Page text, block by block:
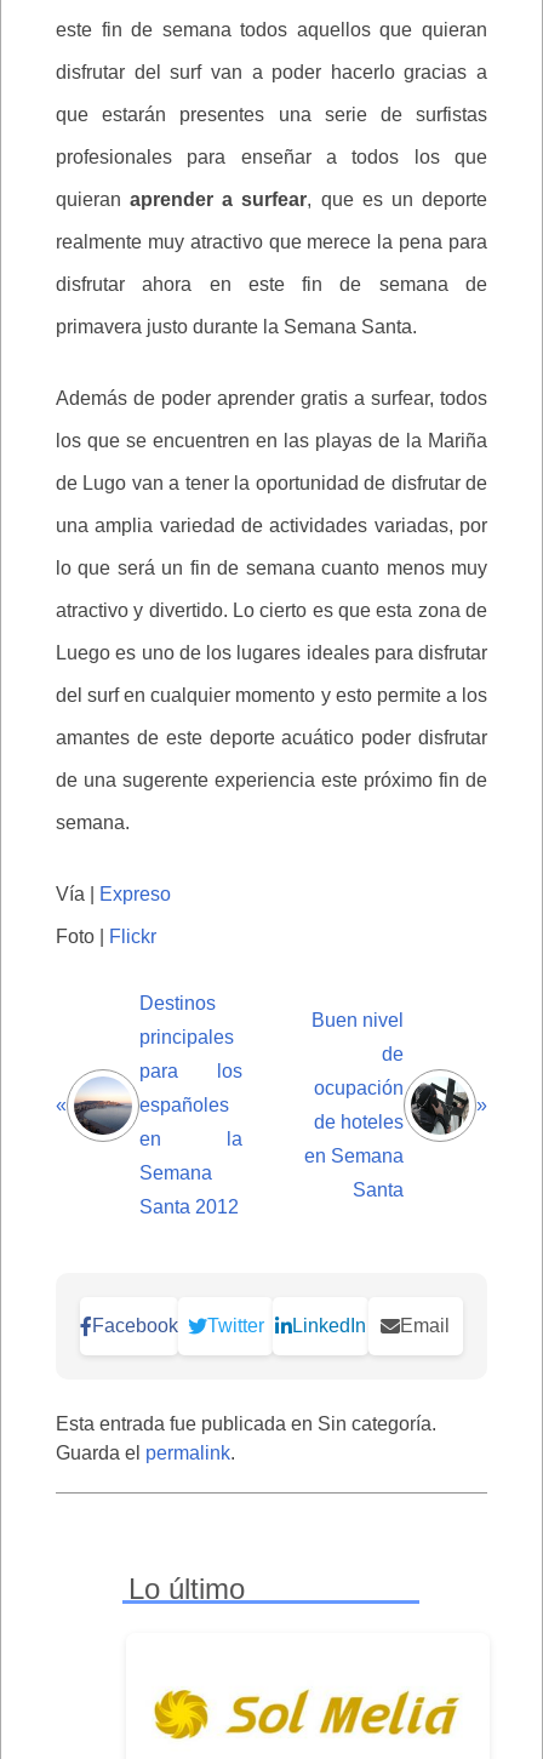
este fin de semana todos aquellos que quieran
disfrutar del surf van a poder hacerlo gracias a
que estarán presentes una serie de surfistas
profesionales para enseñar a todos los que
quieranaprender a surfear, que es un deporte
realmente muy atractivo que merece la pena para
disfrutar ahora en este fin de semana de
primavera justo durante la Semana Santa.
Además de poder aprender gratis a surfear, todos
los que se encuentren en las playas de la Mariña
de Lugo van a tener la oportunidad de disfrutar de
una amplia variedad de actividades variadas, por
lo que será un fin de semana cuanto menos muy
atractivo y divertido. Lo cierto es que esta zona de
Luego es uno de los lugares ideales para disfrutar
del surf en cualquier momento y esto permite a los
amantes de este deporte acuático poder disfrutar
de una sugerente experiencia este próximo fin de
semana.
Vía | Expreso
Foto | Flickr
«
Destinos
principales
para los
españoles
en la
Semana
Santa 2012
Buen nivel
de
ocupación
de hoteles
en Semana
Santa
»
Facebook Twitter LinkedIn Email
Esta entrada fue publicada en Sin categoría.
Guarda el permalink.
Lo último